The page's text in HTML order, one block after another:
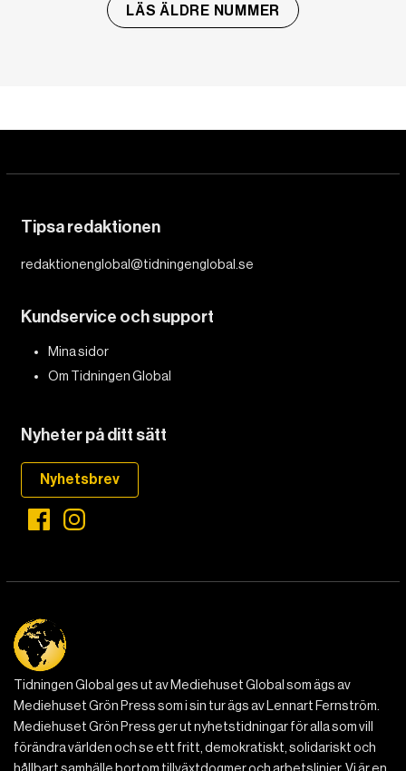
LÄS ÄLDRE NUMMER
Tipsa redaktionen
redaktionenglobal@tidningenglobal.se
Kundservice och support
Mina sidor
Om Tidningen Global
Nyheter på ditt sätt
Nyhetsbrev
Tidningen Global ges ut av Mediehuset Global som ägs av
Mediehuset Grön Press som i sin tur ägs av Lennart Fernström.
Mediehuset Grön Press ger ut nyhetstidningar för alla som vill
förändra världen och se ett fritt, demokratiskt, solidariskt och
hållbart samhälle bortom tillväxtdogmer och arbetslinjer. Vi är en